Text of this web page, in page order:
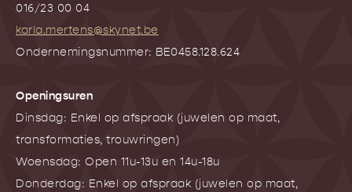
016/23 00 04
karla.mertens@skynet.be
Ondernemingsnummer: BE0458.128.624
Openingsuren
Dinsdag: Enkel op afspraak (juwelen op maat,
transformaties, trouwringen)
Woensdag: Open 11u-13u en 14u-18u
Donderdag: Enkel op afspraak (juwelen op maat,